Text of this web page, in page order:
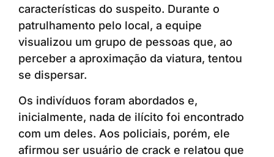
características do suspeito. Durante o
patrulhamento pelo local, a equipe
visualizou um grupo de pessoas que, ao
perceber a aproximação da viatura, tentou
se dispersar.
Os indivíduos foram abordados e,
inicialmente, nada de ilícito foi encontrado
com um deles. Aos policiais, porém, ele
afirmou ser usuário de crack e relatou que